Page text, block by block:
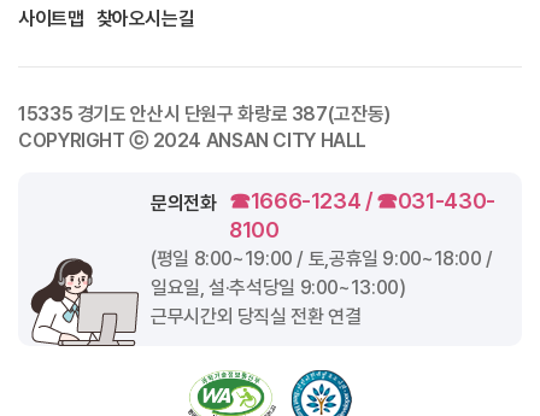
사이트맵 찾아오시는길
15335 경기도 안산시 단원구 화랑로 387(고잔동)
COPYRIGHT ⓒ 2024 ANSAN CITY HALL
문의전화
☎1666-1234 / ☎031-430-
8100
(평일 8:00~19:00 / 토,공휴일 9:00~18:00 /
일요일, 설·추석당일 9:00~13:00)
근무시간외 당직실 전환 연결